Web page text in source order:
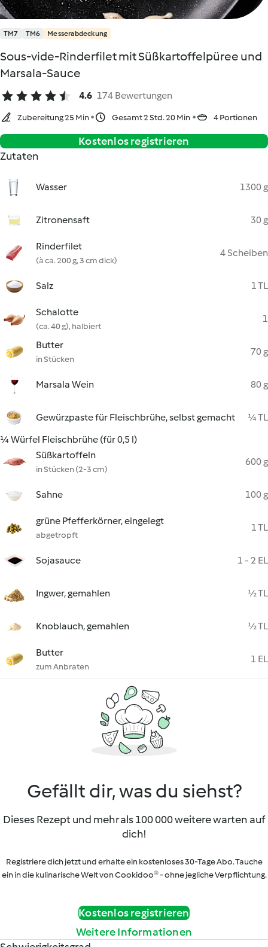
TM7 TM6 Messerabdeckung
Sous-vide-Rinderfilet mit Süßkartoffelpüree und
Marsala-Sauce
4.6 174 Bewertungen
Zubereitung 25 Min Gesamt 2 Std. 20 Min 4 Portionen
Kostenlos registrieren
Zutaten
Wasser 1300 g
Zitronensaft 30 g
Rinderfilet
(à ca. 200 g, 3 cm dick)
4 Scheiben
Salz 1 TL
Schalotte
(ca. 40 g), halbiert
1
Butter
in Stücken
70 g
Marsala Wein 80 g
Gewürzpaste für Fleischbrühe, selbst gemacht
¼ TL
¼ Würfel Fleischbrühe (für 0,5 l)
Süßkartoffeln
in Stücken (2-3 cm)
600 g
Sahne 100 g
grüne Pfefferkörner, eingelegt
abgetropft
1 TL
Sojasauce 1 - 2 EL
Ingwer, gemahlen ½ TL
Knoblauch, gemahlen ½ TL
Butter
zum Anbraten
1 EL
Gefällt dir, was du siehst?
Dieses Rezept und mehr als 100 000 weitere warten auf
dich!
Registriere dich jetzt und erhalte ein kostenloses 30-Tage Abo. Tauche
ein in die kulinarische Welt von Cookidoo® - ohne jegliche Verpflichtung.
Kostenlos registrieren
Weitere Informationen